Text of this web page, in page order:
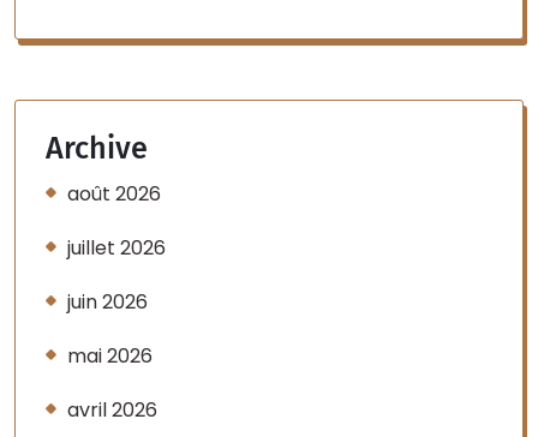
Archive
août 2026
juillet 2026
juin 2026
mai 2026
avril 2026